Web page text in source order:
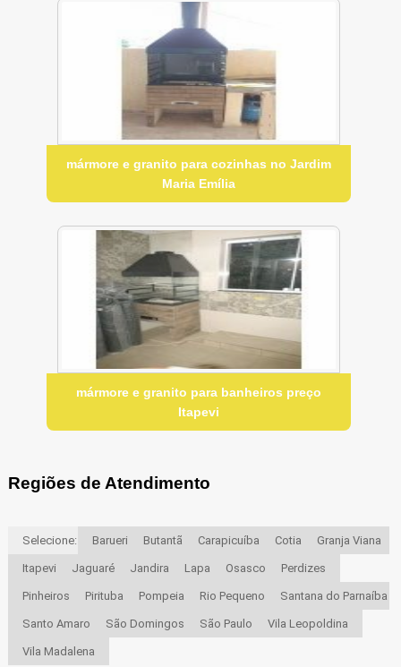
mármore e granito para cozinhas no Jardim
Maria Emília
mármore e granito para banheiros preço
Itapevi
Regiões de Atendimento
Selecione: Barueri Butantã Carapicuíba Cotia Granja Viana
Itapevi Jaguaré Jandira Lapa Osasco Perdizes
Pinheiros Pirituba Pompeia Rio Pequeno Santana do Parnaíba
Santo Amaro São Domingos São Paulo Vila Leopoldina
Vila Madalena